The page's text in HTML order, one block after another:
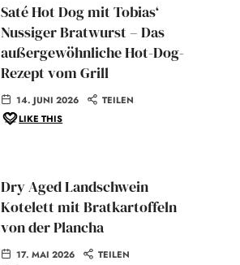
Saté Hot Dog mit Tobias‘
Nussiger Bratwurst – Das
außergewöhnliche Hot-Dog-
Rezept vom Grill
14. JUNI 2026
TEILEN
LIKE THIS
Dry Aged Landschwein
Kotelett mit Bratkartoffeln
von der Plancha
17. MAI 2026
TEILEN